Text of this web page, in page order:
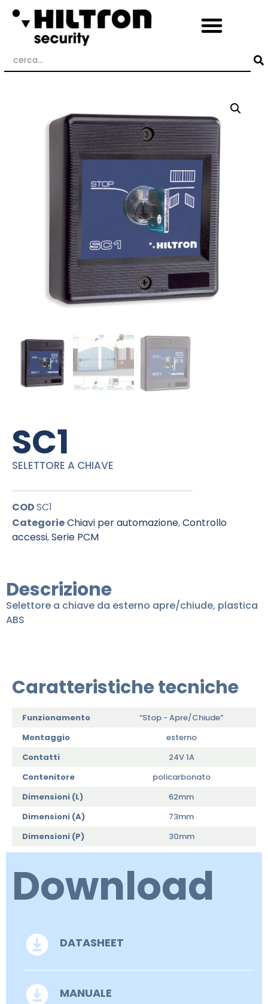
SC1
SELETTORE A CHIAVE
CODSC1
CategorieChiavi per automazione,Controllo
accessi,Serie PCM
Descrizione
Selettore a chiave da esterno apre/chiude, plastica
ABS
Caratteristiche tecniche
Funzionamento
“Stop - Apre/Chiude”
Montaggio
esterno
Contatti
24V 1A
Contenitore
policarbonato
Dimensioni (L)
62mm
Dimensioni (A)
73mm
Dimensioni (P)
30mm
Download
DATASHEET
MANUALE